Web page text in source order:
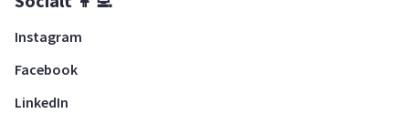
Instagram
Facebook
LinkedIn